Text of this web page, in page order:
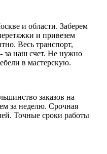
и области. Заберем
и привезем
Весь транспорт,
за наш счет. Не нужно
в мастерскую.
заказов на
за неделю. Срочная
Точные сроки работы